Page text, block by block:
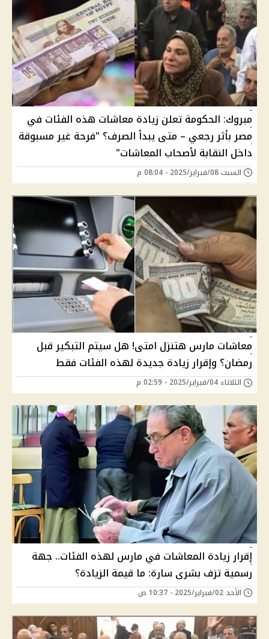
مبروك: الحكومة تعلن زيادة معاشات هذه الفئات في
مصر بأثر رجعي – متى يبدأ الصرف؟ "فرحة غير مسبوقة
داخل النقابة لأصحاب المعاشات"
السبت 08/فبراير/2025 - 08:04 م
معاشات مارس هتنزل امتى! هل سيتم التبكير قبل
رمضان؟ وإقرار زيادة جديدة لهذه الفئات فقط
الثلاثاء 04/فبراير/2025 - 02:59 م
إقرار زيادة المعاشات في مارس لهذه الفئات.. جهة
رسمية تزف بشرى سارة: ما قيمة الزيادة؟
الأحد 02/فبراير/2025 - 10:37 ص